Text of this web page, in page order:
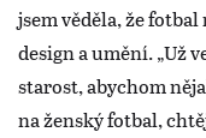
jsem věděla, že
design a umění. „Už
starost, abychom
na ženský fotbal,